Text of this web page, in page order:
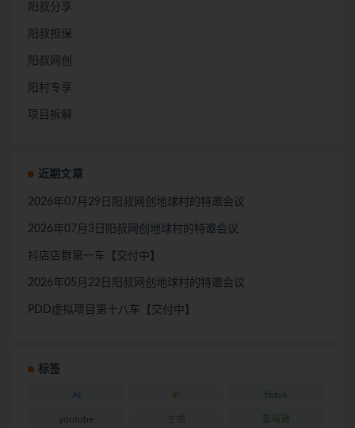
阳叔分享
阳叔担保
阳叔网创
阳村专享
项目拆解
近期文章
2026年07月29日阳叔网创地球村的特邀会议
2026年07月3日阳叔网创地球村的特邀会议
抖店店群第一车【交付中】
2026年05月22日阳叔网创地球村的特邀会议
PDD虚拟项目第十八车【交付中】
标签
AI IP tiktok
youtube 亚马逊